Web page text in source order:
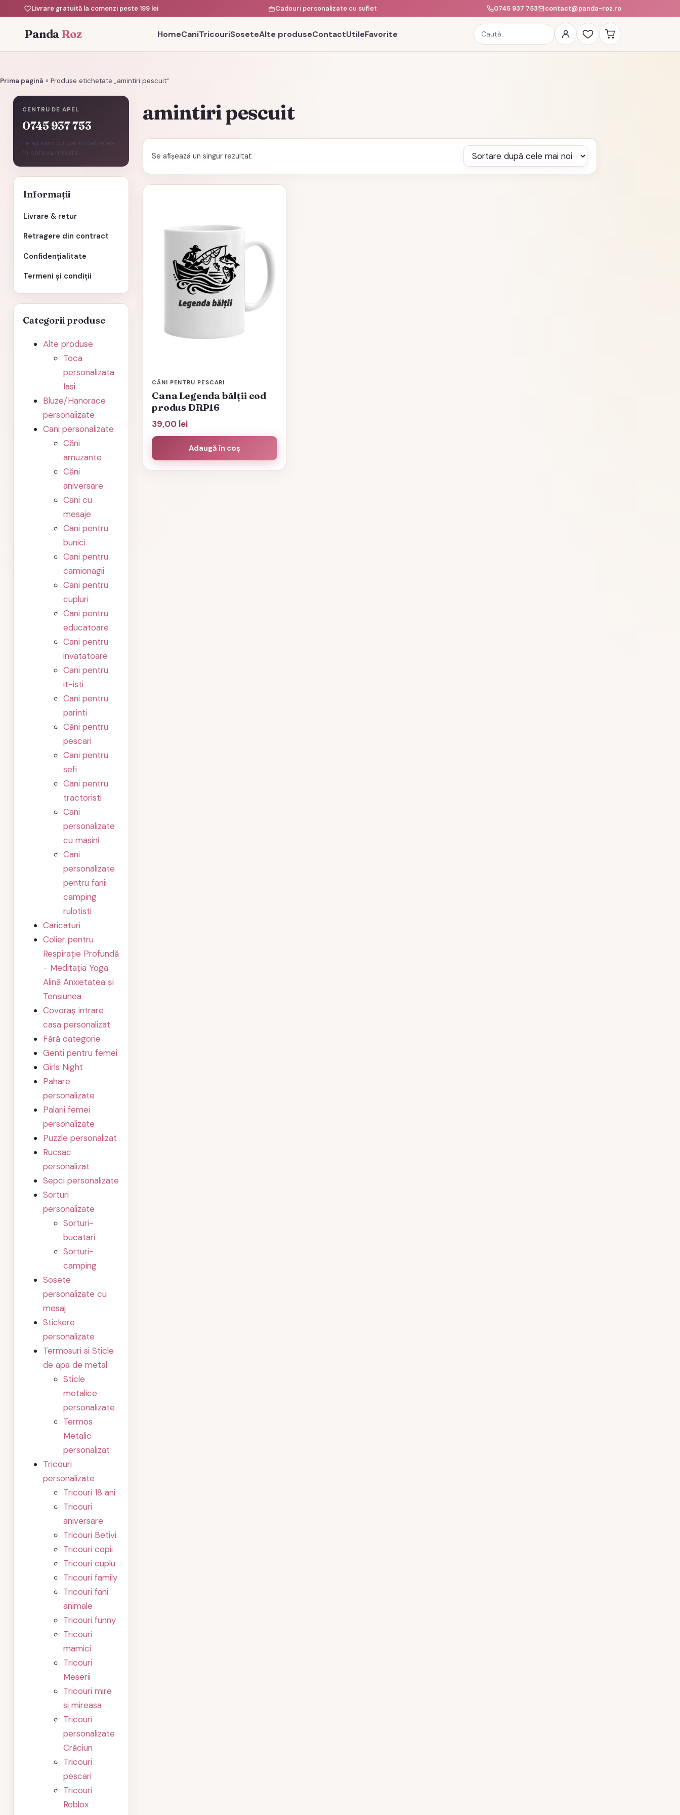
Livrare gratuită la comenzi peste 199 lei Cadouri personalizate cu suflet 0745 937 753 contact@panda-roz.ro
PandaRoz HomeCaniTricouriSoseteAlte produseContactUtileFavorite
Caută
produse
Prima pagină » Produse etichetate „amintiri pescuit”
CENTRU DE APEL
0745 937 753
Te ajutăm cu personalizarea
în câteva minute.
Informații
Livrare & retur
Retragere din contract
Confidențialitate
Termeni și condiții
Categorii produse
Alte produse
Toca
personalizata
Iasi
Bluze/Hanorace
personalizate
Cani personalizate
Căni
amuzante
Căni
aniversare
Cani cu
mesaje
Cani pentru
bunici
Cani pentru
camionagii
Cani pentru
cupluri
Cani pentru
educatoare
Cani pentru
invatatoare
Cani pentru
it-isti
Cani pentru
parinti
Căni pentru
pescari
Cani pentru
sefi
Cani pentru
tractoristi
Cani
personalizate
cu masini
Cani
personalizate
pentru fanii
camping
rulotisti
Caricaturi
Colier pentru
Respirație Profundă
- Meditația Yoga
Alină Anxietatea și
Tensiunea
Covoraș intrare
casa personalizat
Fără categorie
Genti pentru femei
Girls Night
Pahare
personalizate
Palarii femei
personalizate
Puzzle personalizat
Rucsac
personalizat
Sepci personalizate
Sorturi
personalizate
Sorturi-
bucatari
Sorturi-
camping
Sosete
personalizate cu
mesaj
Stickere
personalizate
Termosuri si Sticle
de apa de metal
Sticle
metalice
personalizate
Termos
Metalic
personalizat
Tricouri
personalizate
Tricouri 18 ani
Tricouri
aniversare
Tricouri Betivi
Tricouri copii
Tricouri cuplu
Tricouri family
Tricouri fani
animale
Tricouri funny
Tricouri
mamici
Tricouri
Meserii
Tricouri mire
si mireasa
Tricouri
personalizate
Crăciun
Tricouri
pescari
Tricouri
Roblox
amintiri pescuit
Se afișează un singur rezultat
CĂNI PENTRU PESCARI
Cana Legenda bălții cod
produs DRP16
39,00 lei
Adaugă în coș